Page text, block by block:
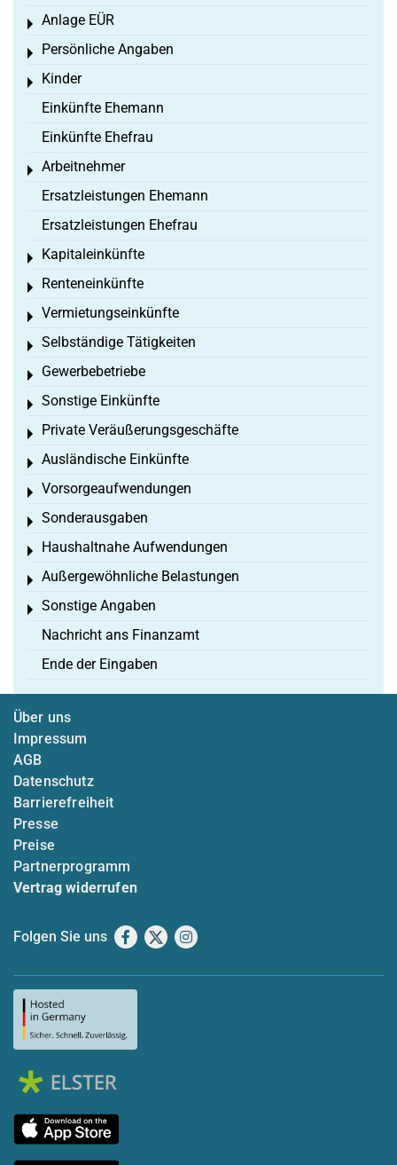
Anlage EÜR
Toggle menu
Persönliche Angaben
Toggle menu
Kinder
Toggle menu
Einkünfte Ehemann
Einkünfte Ehefrau
Arbeitnehmer
Toggle menu
Ersatzleistungen Ehemann
Ersatzleistungen Ehefrau
Kapitaleinkünfte
Toggle menu
Renteneinkünfte
Toggle menu
Vermietungseinkünfte
Toggle menu
Selbständige Tätigkeiten
Toggle menu
Gewerbebetriebe
Toggle menu
Sonstige Einkünfte
Toggle menu
Private Veräußerungsgeschäfte
Toggle menu
Ausländische Einkünfte
Toggle menu
Vorsorgeaufwendungen
Toggle menu
Sonderausgaben
Toggle menu
Haushaltnahe Aufwendungen
Toggle menu
Außergewöhnliche Belastungen
Toggle menu
Sonstige Angaben
Toggle menu
Nachricht ans Finanzamt
Ende der Eingaben
Über uns
Impressum
AGB
Datenschutz
Barrierefreiheit
Presse
Preise
Partnerprogramm
Vertrag widerrufen
Folgen Sie uns Facebook
X Instagram